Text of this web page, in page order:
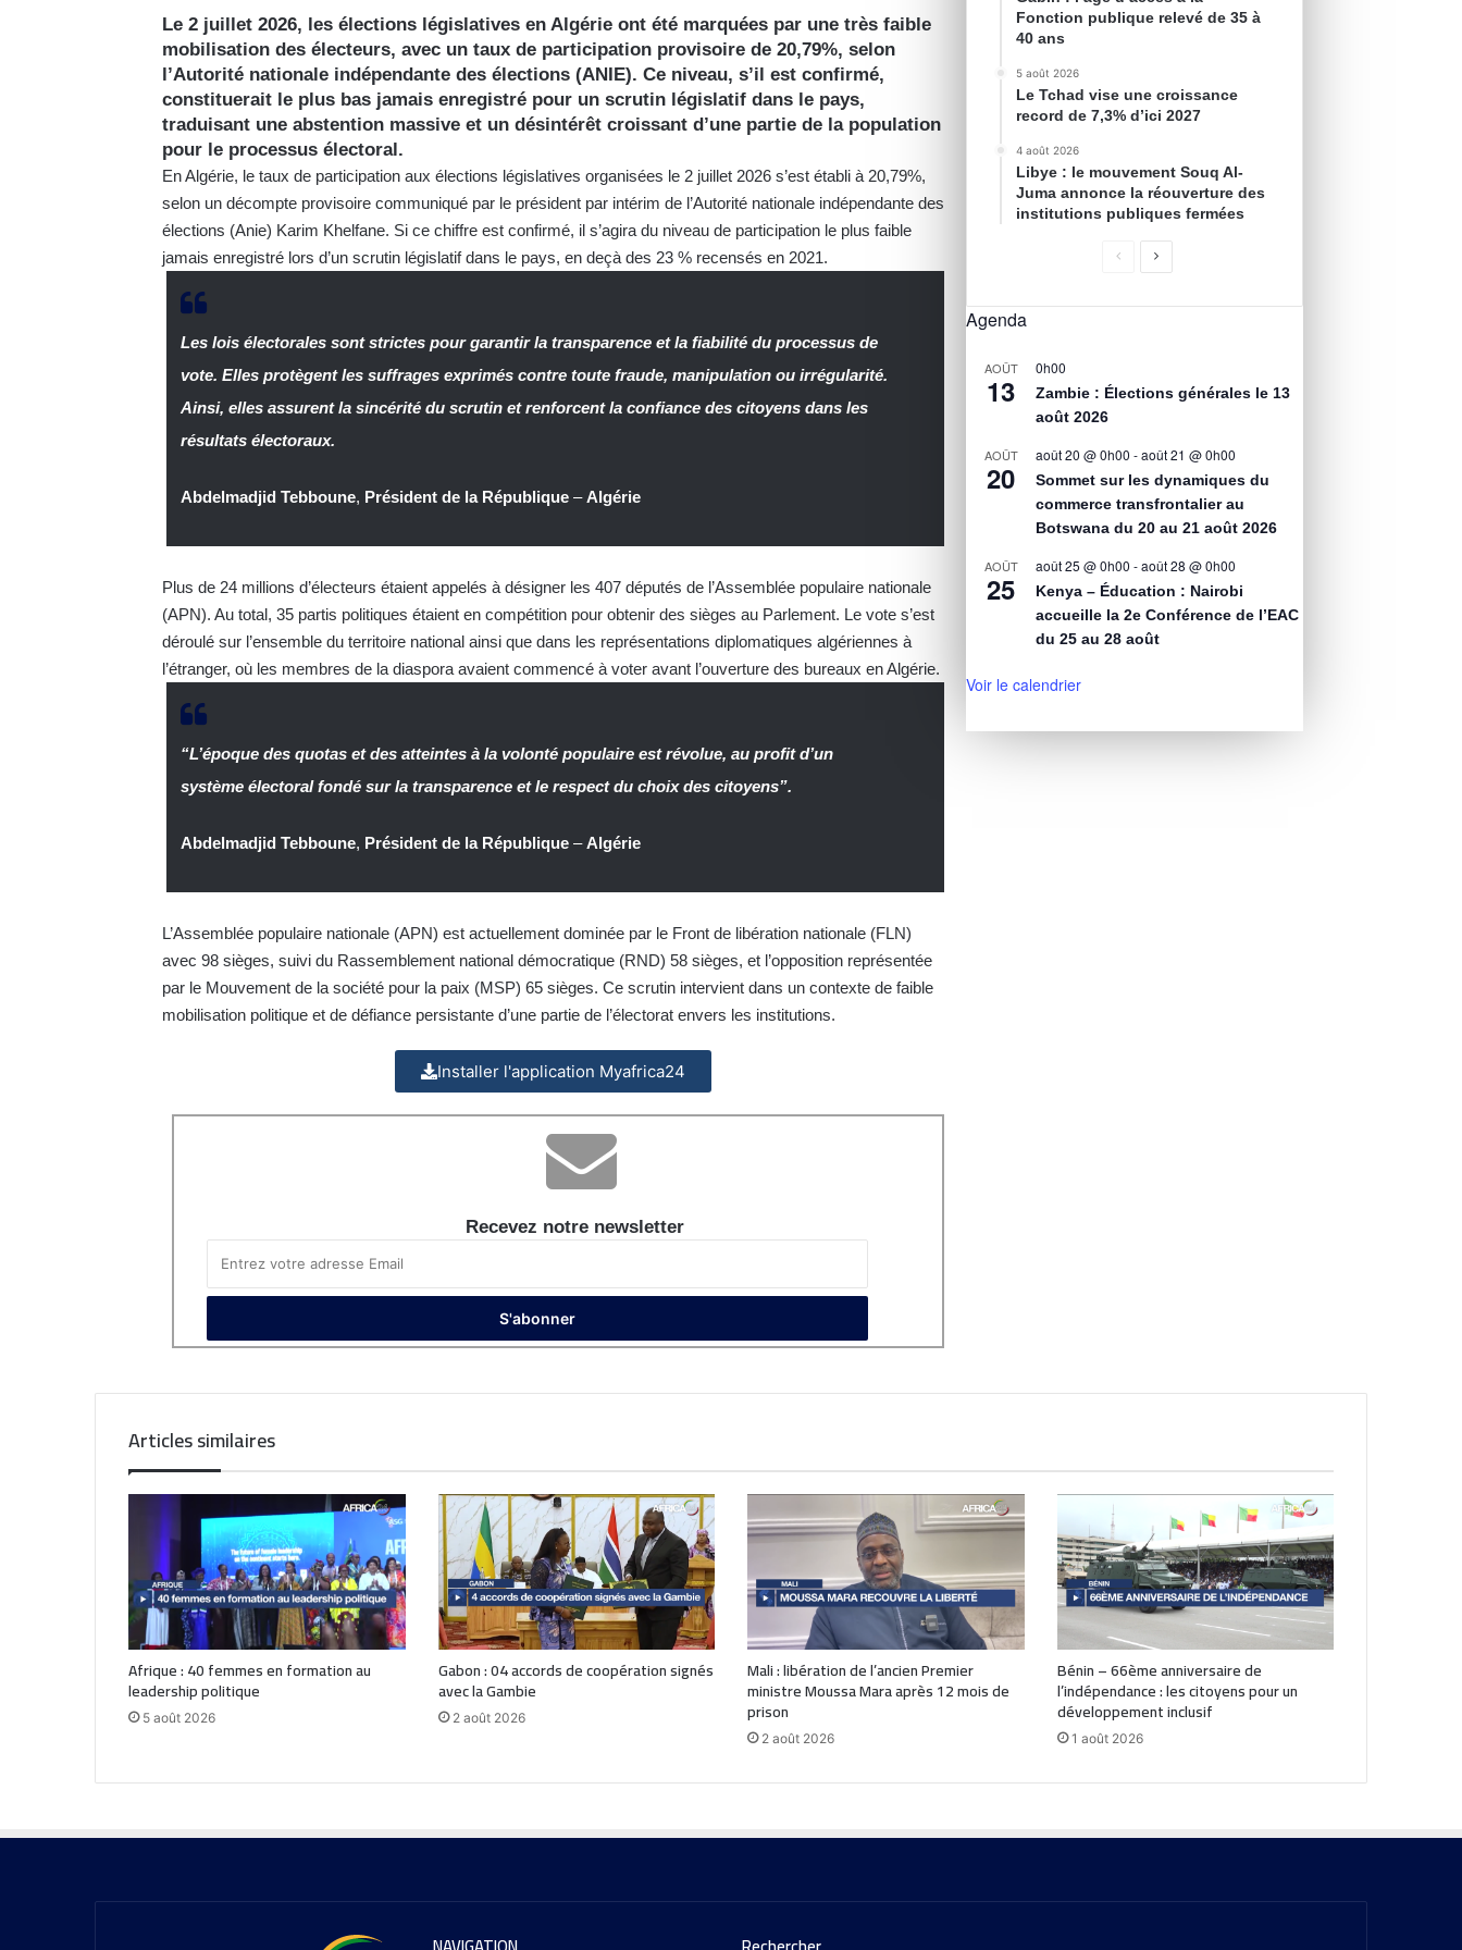
Le 2 juillet 2026, les élections législatives en Algérie ont été marquées par une très faible
mobilisation des électeurs, avec un taux de participation provisoire de 20,79%, selon
l’Autorité nationale indépendante des élections (ANIE). Ce niveau, s’il est confirmé,
constituerait le plus bas jamais enregistré pour un scrutin législatif dans le pays,
traduisant une abstention massive et un désintérêt croissant d’une partie de la population
pour le processus électoral.
En Algérie, le taux de participation aux élections législatives organisées le 2 juillet 2026 s’est établi à 20,79%,
selon un décompte provisoire communiqué par le président par intérim de l’Autorité nationale indépendante des
élections (Anie) Karim Khelfane. Si ce chiffre est confirmé, il s’agira du niveau de participation le plus faible
jamais enregistré lors d’un scrutin législatif dans le pays, en deçà des 23 % recensés en 2021.
Les lois électorales sont strictes pour garantir la transparence et la fiabilité du processus de
vote. Elles protègent les suffrages exprimés contre toute fraude, manipulation ou irrégularité.
Ainsi, elles assurent la sincérité du scrutin et renforcent la confiance des citoyens dans les
résultats électoraux.
Abdelmadjid Tebboune, Président de la République–Algérie
Plus de 24 millions d’électeurs étaient appelés à désigner les 407 députés de l’Assemblée populaire nationale
(APN). Au total, 35 partis politiques étaient en compétition pour obtenir des sièges au Parlement. Le vote s’est
déroulé sur l’ensemble du territoire national ainsi que dans les représentations diplomatiques algériennes à
l’étranger, où les membres de la diaspora avaient commencé à voter avant l’ouverture des bureaux en Algérie.
“L’époque des quotas et des atteintes à la volonté populaire est révolue, au profit d’un
système électoral fondé sur la transparence et le respect du choix des citoyens”.
Abdelmadjid Tebboune, Président de la République–Algérie
L’Assemblée populaire nationale (APN) est actuellement dominée par le Front de libération nationale (FLN)
avec 98 sièges, suivi du Rassemblement national démocratique (RND) 58 sièges, et l’opposition représentée
par le Mouvement de la société pour la paix (MSP) 65 sièges. Ce scrutin intervient dans un contexte de faible
mobilisation politique et de défiance persistante d’une partie de l’électorat envers les institutions.
Installer l'application Myafrica24
Recevez notre newsletter
Fonction publique relevé de 35 à
40 ans
5 août 2026
Le Tchad vise une croissance
record de 7,3% d’ici 2027
4 août 2026
Libye : le mouvement Souq Al-
Juma annonce la réouverture des
institutions publiques fermées
Agenda
AOÛT
13
0h00
Zambie : Élections générales le 13
août 2026
AOÛT
20
août 20 @ 0h00 -août 21 @ 0h00
Sommet sur les dynamiques du
commerce transfrontalier au
Botswana du 20 au 21 août 2026
AOÛT
25
août 25 @ 0h00 -août 28 @ 0h00
Kenya – Éducation : Nairobi
accueille la 2e Conférence de l’EAC
du 25 au 28 août
Voir le calendrier
Articles similaires
Afrique : 40 femmes en formation au
leadership politique
5 août 2026
Gabon : 04 accords de coopération signés
avec la Gambie
2 août 2026
Mali : libération de l’ancien Premier
ministre Moussa Mara après 12 mois de
prison
2 août 2026
Bénin – 66ème anniversaire de
l’indépendance : les citoyens pour un
développement inclusif
1 août 2026